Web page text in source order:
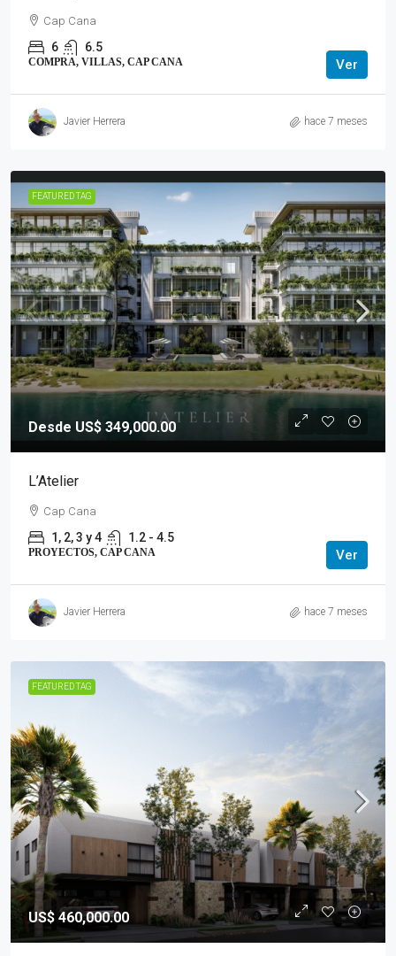
Cap Cana
6 6.5
COMPRA, VILLAS, CAP CANA Ver
Javier Herrera hace 7 meses
FEATURED TAG
Desde US$ 349,000.00
L’Atelier
Cap Cana
1, 2, 3 y 4 1.2 - 4.5
PROYECTOS, CAP CANA Ver
Javier Herrera hace 7 meses
FEATURED TAG
US$ 460,000.00